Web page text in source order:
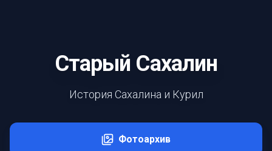
Старый Сахалин
История Сахалина и Курил
Фотоархив